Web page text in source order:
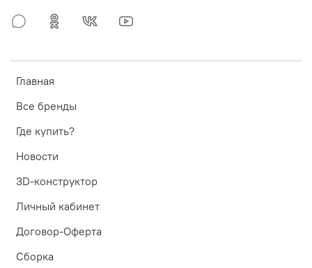
Главная
Все бренды
Где купить?
Новости
3D-конструктор
Личный кабинет
Договор-Оферта
Сборка